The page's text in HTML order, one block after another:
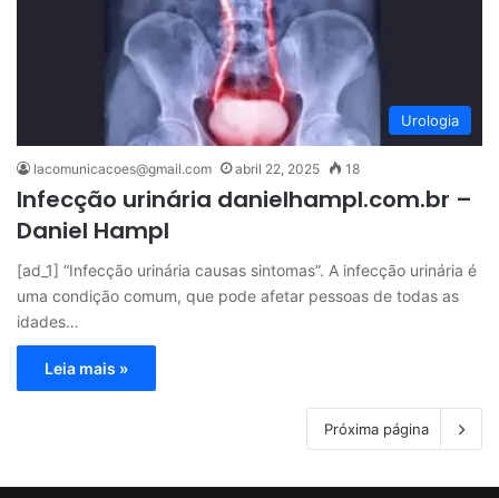
Urologia
lacomunicacoes@gmail.com abril 22, 2025 18
Infecção urinária danielhampl.com.br –
Daniel Hampl
[ad_1] “Infecção urinária causas sintomas”. A infecção urinária é
uma condição comum, que pode afetar pessoas de todas as
idades…
Leia mais »
Próxima página